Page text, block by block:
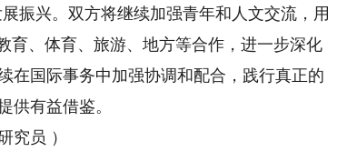
振兴。双方将继续加强青年和人文交流，用
育、体育、旅游、地方等合作，进一步深化
在国际事务中加强协调和配合，践行真正的
供有益借鉴。
员 ）